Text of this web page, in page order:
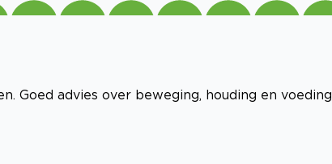
Goed advies over beweging, houding en voeding